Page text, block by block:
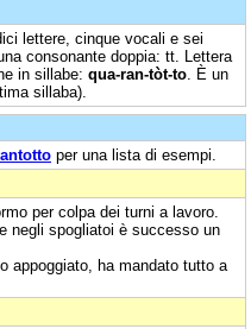
lettere, cinque vocali e sei
consonante doppia: tt. Lettera
in sillabe: qua-ran-tòt-to . È un
sillaba).
per una lista di esempi.
per colpa dei turni a lavoro.
negli spogliatoi è successo un
appoggiato, ha mandato tutto a